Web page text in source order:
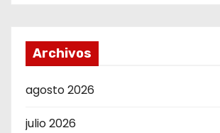
Archivos
agosto 2026
julio 2026